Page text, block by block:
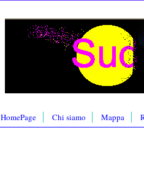
HomePage Chi siamo Mappa